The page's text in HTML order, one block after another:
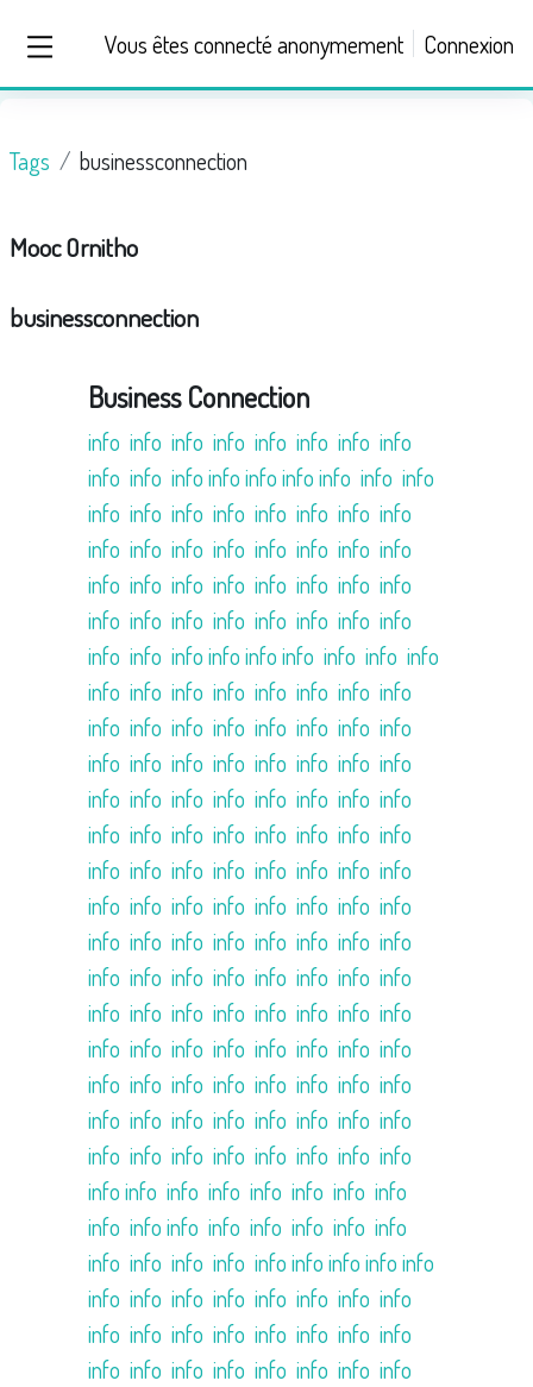
Panneau latéral
Vous êtes connecté anonymement Connexion
Tags businessconnection
Mooc Ornitho
businessconnection
Business Connection
info info info info info info info info
info info info info info info info info info
info info info info info info info info
info info info info info info info info
info info info info info info info info
info info info info info info info info
info info infoinfo infoinfo info info info
info info info info info info info info
info info info info info info info info
info info info info info info info info
info info info info info info info info
info info info info info info info info
info info info info info info info info
info info info info info info info info
info info info info info info info info
info info info info info info info info
info info info info info info info info
info info info info info info info info
info info info info info info info info
info info info info info info info info
info info info info info info info info
infoinfo info info info info info info
info infoinfo info info info info info
info info info info info info info info info
info info info info info info info info
info info info info info info info info
info info info info info info info info